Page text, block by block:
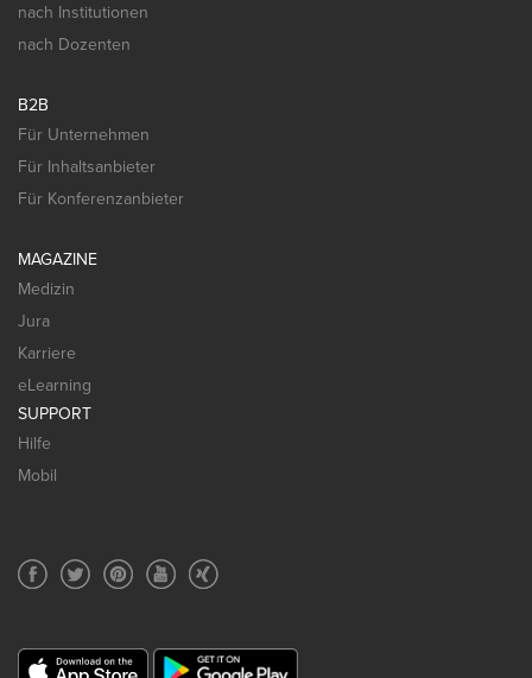
nach Institutionen
nach Dozenten
B2B
Für Unternehmen
Für Inhaltsanbieter
Für Konferenzanbieter
MAGAZINE
Medizin
Jura
Karriere
eLearning
SUPPORT
Hilfe
Mobil